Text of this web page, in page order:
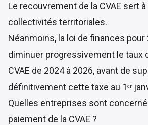
Le recouvrement de la CVAE sert
collectivités territoriales.
Néanmoins, la loi de finances pour
diminuer progressivement le taux
CVAE de 2024 à 2026, avant de
définitivement cette taxe au 1ᵉʳ
Quelles entreprises sont
paiement de la CVAE ?